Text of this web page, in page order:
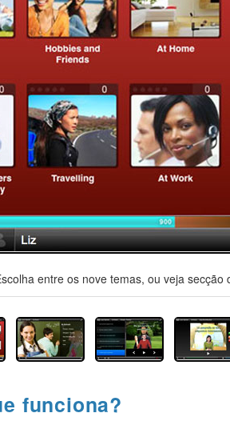
entre os nove temas, ou veja secção
funciona?